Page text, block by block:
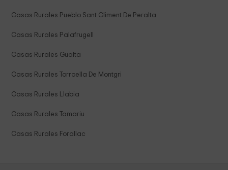
Casas Rurales Pueblo Sant Climent De Peralta
Casas Rurales Palafrugell
Casas Rurales Gualta
Casas Rurales Torroella De Montgri
Casas Rurales Llabia
Casas Rurales Tamariu
Casas Rurales Forallac